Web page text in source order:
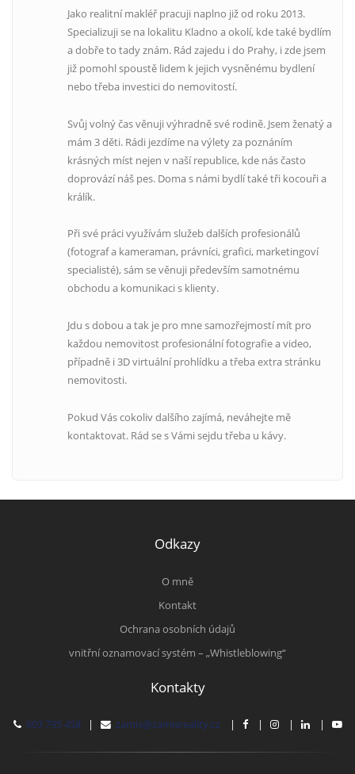
Jako realitní makléř pracuji naplno již od roku 2013.
Specializuji se na lokalitu Kladno a okolí, kde také bydlím
a dobře to tady znám. Rád zajedu i do Prahy, i zde jsem
již pomohl spoustě lidem k jejich vysněnému bydlení
nebo třeba investici do nemovitostí.
Svůj volný čas věnuji výhradně své rodině. Jsem ženatý a
mám 3 děti. Rádi jezdíme na výlety za poznáním
krásných míst nejen v naší republice, kde nás často
doprovází náš pes. Doma s námi bydlí také tři kocouři a
králík.
Při své práci využívám služeb dalších profesionálů
(fotograf a kameraman, právníci, grafici, marketingoví
specialisté), sám se věnuji především samotnému
obchodu a komunikaci s klienty.
Jdu s dobou a tak je pro mne samozřejmostí mít pro
každou nemovitost profesionální fotografie a video,
případně i 3D virtuální prohlídku a třeba extra stránku
nemovitosti.
Pokud Vás cokoliv dalšího zajímá, neváhejte mě
kontaktovat. Rád se s Vámi sejdu třeba u kávy.
Odkazy
O mně
Kontakt
Ochrana osobních údajů
vnitřní oznamovací systém – „Whistleblowing“
Kontakty
603 795 458| zamis@zamisreality.cz| | | |